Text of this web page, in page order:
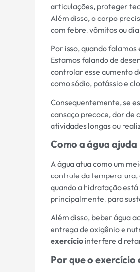
articulações, proteger
Além disso, o corpo
com febre, vômitos ou
Por isso, quando falamos
Estamos falando de
controlar esse aumento
como sódio, potássio e
Consequentemente, se
cansaço precoce, dor de
atividades longas ou
Como a água
A água atua como um
controle da temperatura,
quando a hidratação
principalmente, para
Além disso, beber água
entrega de oxigênio e
exercício interfere
Por que o exercício